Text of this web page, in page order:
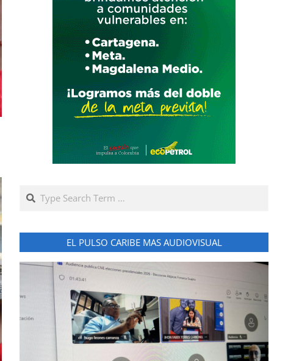
Search
EL PULSO CARIBE MAS AUDIOVISUAL